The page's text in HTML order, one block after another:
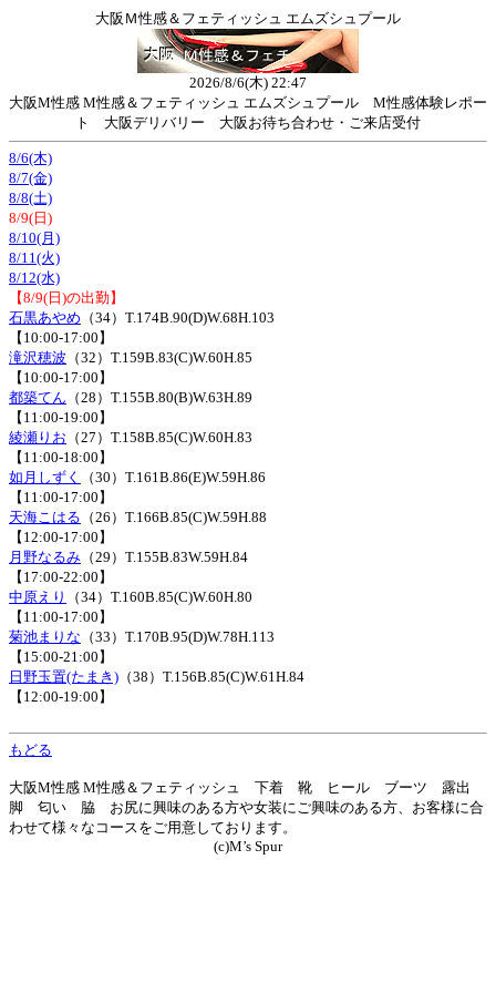
大阪Ｍ性感＆フェティッシュ エムズシュプール
2026/8/6(木) 22:47
大阪M性感 M性感＆フェティッシュ エムズシュプール M性感体験レポー
ト 大阪デリバリー 大阪お待ち合わせ・ご来店受付
8/6(木)
8/7(金)
8/8(土)
8/9(日)
8/10(月)
8/11(火)
8/12(水)
【8/9(日)の出勤】
石黒あやめ （34）T.174B.90(D)W.68H.103
【10:00-17:00】
滝沢穂波 （32）T.159B.83(C)W.60H.85
【10:00-17:00】
都築てん （28）T.155B.80(B)W.63H.89
【11:00-19:00】
綾瀬りお （27）T.158B.85(C)W.60H.83
【11:00-18:00】
如月しずく
（30）T.161B.86(E)W.59H.86
【11:00-17:00】
天海こはる （26）T.166B.85(C)W.59H.88
【12:00-17:00】
月野なるみ （29）T.155B.83W.59H.84
【17:00-22:00】
中原えり
（34）T.160B.85(C)W.60H.80
【11:00-17:00】
菊池まりな （33）T.170B.95(D)W.78H.113
【15:00-21:00】
日野玉置(たまき) （38）T.156B.85(C)W.61H.84
【12:00-19:00】
もどる
大阪M性感 M性感＆フェティッシュ 下着 靴 ヒール ブーツ 露出
脚 匂い 脇 お尻に興味のある方や女装にご興味のある方、お客様に合
わせて様々なコースをご用意しております。
(c)M’s Spur